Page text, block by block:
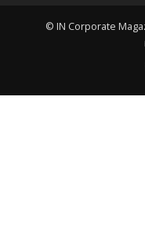
© IN Corporate